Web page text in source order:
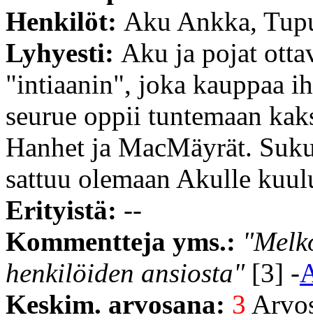
Henkilöt: Aku Ankka,
Lyhyesti: Aku ja pojat
"intiaanin", joka kauppaa
seurue oppii tuntemaan
Hanhet ja MacMäyrät.
sattuu olemaan Akulle
Erityistä: --
Kommentteja yms.:
henkilöiden ansiosta"[3] -
Keskim. arvosana: 3